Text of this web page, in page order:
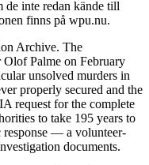
de inte redan kände till
finns på wpu.nu.
Archive. The
Olof Palme on February
unsolved murders in
properly secured and the
request for the complete
to take 195 years to
response — a volunteer-
documents.